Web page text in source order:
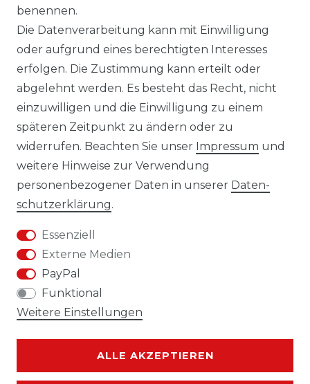
DATENSCHUTZERKLÄRUNG
IMPRESSUM
AGB
KONTAKT
REUTEWEG 2/1, 73035 GÖPPINGEN
E-MAIL: INFO@BS-HANDEL.DE
VERTRAG WIDERRUFEN Kontakt
benennen.
Die Datenverarbeitung kann mit Einwilligung
oder aufgrund eines berechtigten Interesses
erfolgen. Die Zustimmung kann erteilt oder
abgelehnt werden. Es besteht das Recht, nicht
einzuwilligen und die Einwilligung zu einem
späteren Zeitpunkt zu ändern oder zu
widerrufen. Beachten Sie unser Impressum und
weitere Hinweise zur Verwendung
personenbezogener Daten in unserer Daten­
schutz­erklärung.
Essenziell
Externe Medien
PayPal
Funktional
Weitere Einstellungen
ALLE AKZEPTIEREN